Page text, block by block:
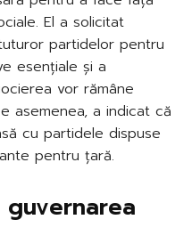
El a solicitat
partidelor pentru
esențiale și a
vor rămâne
asemenea, a indicat că
cu partidele dispuse
pentru țară.